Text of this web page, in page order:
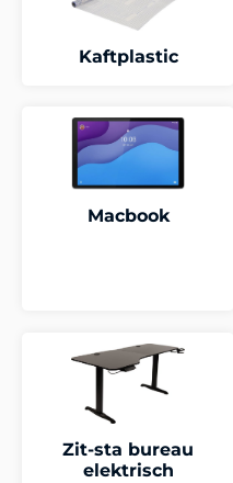
Kaftplastic
Macbook
Zit-sta bureau
elektrisch